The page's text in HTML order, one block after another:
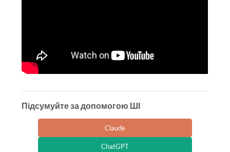
Підсумуйте за допомогою ШІ
Claude
ChatGPT